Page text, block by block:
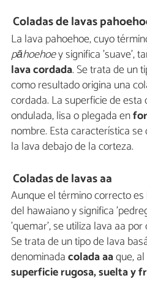
Coladas de lavas
La lava pahoehoe, cuyo
pāhoehoey significa 'suave',
lava cordada. Se trata de un
como resultado origina una
cordada. La superficie de
ondulada, lisa o plegada en
nombre. Esta característica
la lava debajo de la corteza.
Coladas de lavas aa
Aunque el término correcto es
del hawaiano y significa
'quemar', se utiliza lava aa
Se trata de un tipo de lava
denominadacolada aaque,
superficie rugosa, suelta y